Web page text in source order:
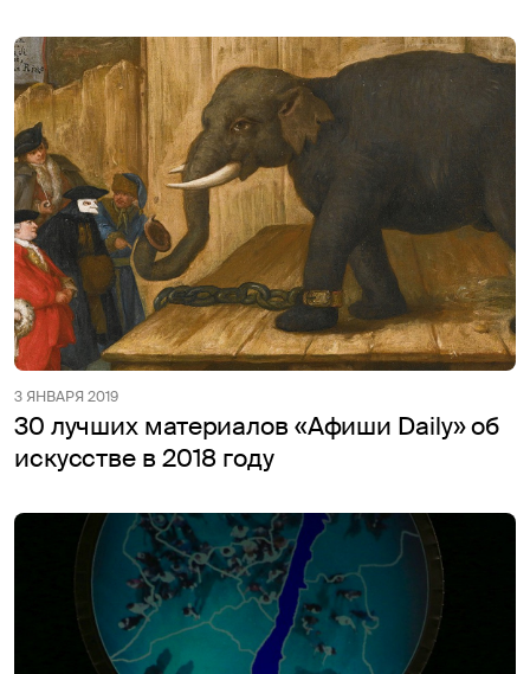
3 ЯНВАРЯ 2019
30 лучших материалов «Афиши Daily» об
искусстве в 2018 году